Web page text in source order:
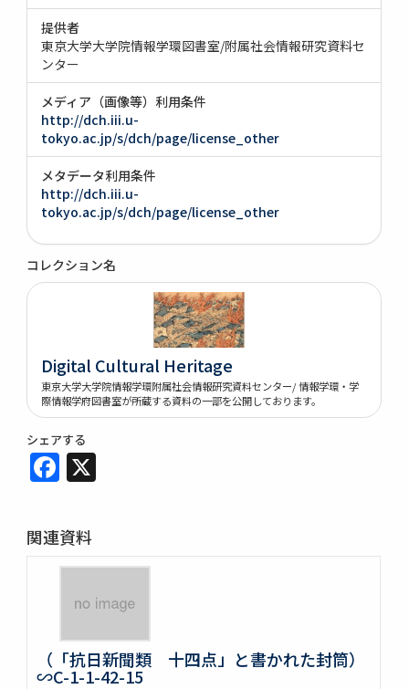
提供者
東京大学大学院情報学環図書室/附属社会情報研究資料セ
ンター
メディア（画像等）利用条件
http://dch.iii.u-
tokyo.ac.jp/s/dch/page/license_other
メタデータ利用条件
http://dch.iii.u-
tokyo.ac.jp/s/dch/page/license_other
コレクション名
Digital Cultural Heritage
東京大学大学院情報学環附属社会情報研究資料センター/ 情報学環・学
際情報学府図書室が所蔵する資料の一部を公開しております。
シェアする
Facebook
関連資料
（「抗日新聞類 十四点」と書かれた封筒）
∽C-1-1-42-15